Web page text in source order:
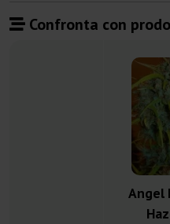
Confronta con
Angel